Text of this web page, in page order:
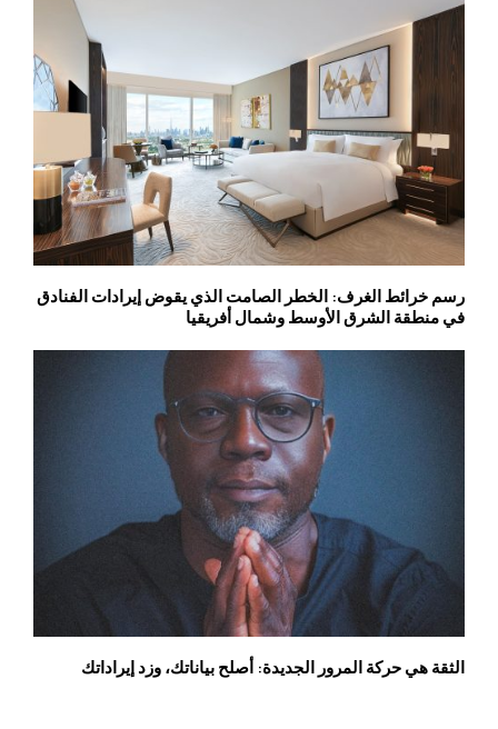
رسم خرائط الغرف: الخطر الصامت الذي يقوض إيرادات الفنادق
في منطقة الشرق الأوسط وشمال أفريقيا
الثقة هي حركة المرور الجديدة: أصلح بياناتك، وزد إيراداتك